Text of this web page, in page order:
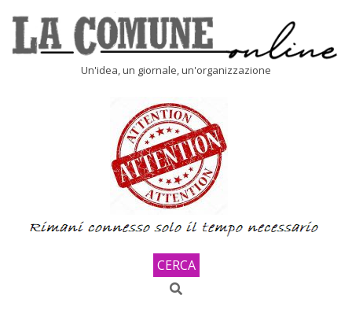
content
Un'idea, un giornale, un'organizzazione
CERCA
Search